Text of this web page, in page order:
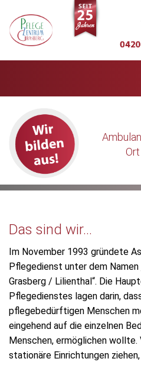
Das sind wir...
Im November 1993 gründete
Pflegedienst unter dem Namen
Grasberg / Lilienthal“. Die
Pflegedienstes lagen darin,
pflegebedürftigen Menschen
eingehend auf die einzelnen
Menschen, ermöglichen
stationäre Einrichtungen